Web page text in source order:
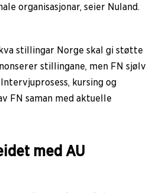
organisasjonar, seier Nuland.
stillingar Norge skal gi støtte
stillingane, men FN sjølv
kursing og
FN saman med aktuelle
med AU